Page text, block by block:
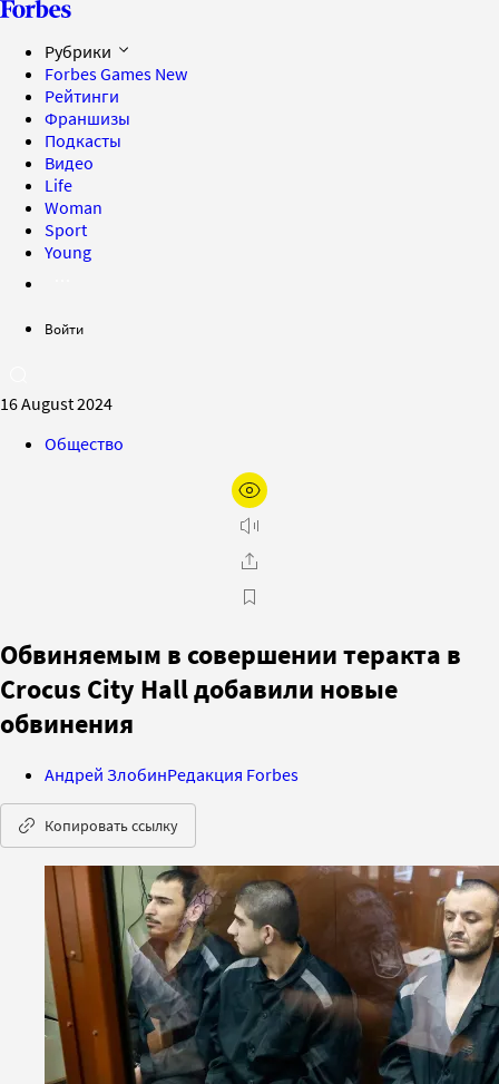
Рубрики
Forbes Games New
Рейтинги
Франшизы
Подкасты
Видео
Life
Woman
Sport
Young
Войти
16 August 2024
Общество
Обвиняемым в совершении теракта в
Crocus City Hall добавили новые
обвинения
Андрей ЗлобинРедакция Forbes
Копировать ссылку